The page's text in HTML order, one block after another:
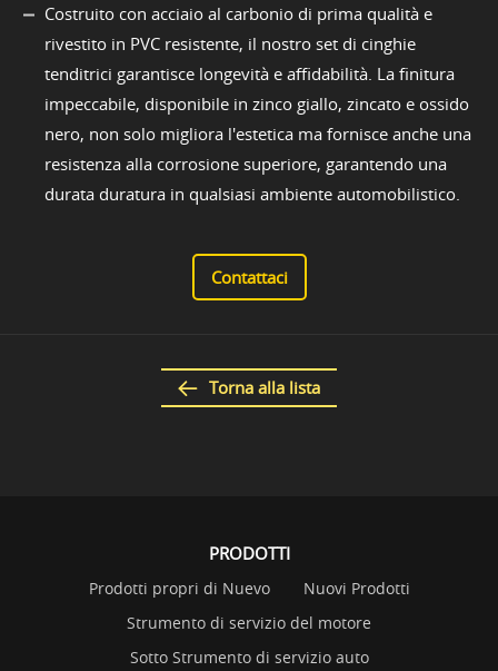
Costruito con acciaio al carbonio di prima qualità e
rivestito in PVC resistente, il nostro set di cinghie
tenditrici garantisce longevità e affidabilità. La finitura
impeccabile, disponibile in zinco giallo, zincato e ossido
nero, non solo migliora l'estetica ma fornisce anche una
resistenza alla corrosione superiore, garantendo una
durata duratura in qualsiasi ambiente automobilistico.
Contattaci
Torna alla lista
PRODOTTI
Prodotti propri di Nuevo
Nuovi Prodotti
Strumento di servizio del motore
Sotto Strumento di servizio auto